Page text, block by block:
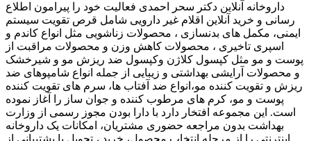
داروخانه آنلاین دکتر سحر احمدی فعالیت خود را پیرامون اطلاع
رسانی و خرید آنلاین اقلام غیر دارویی شامل قرص تقویت سیستم
ایمنی، مکمل های بدنسازی ، محصولات زناشویی مثل انواع کاندم و
اسپری تاخیری ، محصولات کاهش وزن و محصولات مراقبت از
پوست و مو مثل کپسول کلاژن وکپسول ضد ریزش مو و شیرخشک
و محصولات آرایشی بهداشتی و زیبایی از جمله انواع شامپوهای ضد
ریزش و تقویت کننده مو،انواع ضد آفتاب ها، سرم های تقویت کننده
پوست و مو، کرم های مرطوب کننده و جوان ساز را آغاز نموده
است. این مجموعه افتخار دارد با دارا بودن مجوز رسمی از وزارت
بهداشت بدون مراجعه حضوری مشتریان، امکانات یک داروخانه